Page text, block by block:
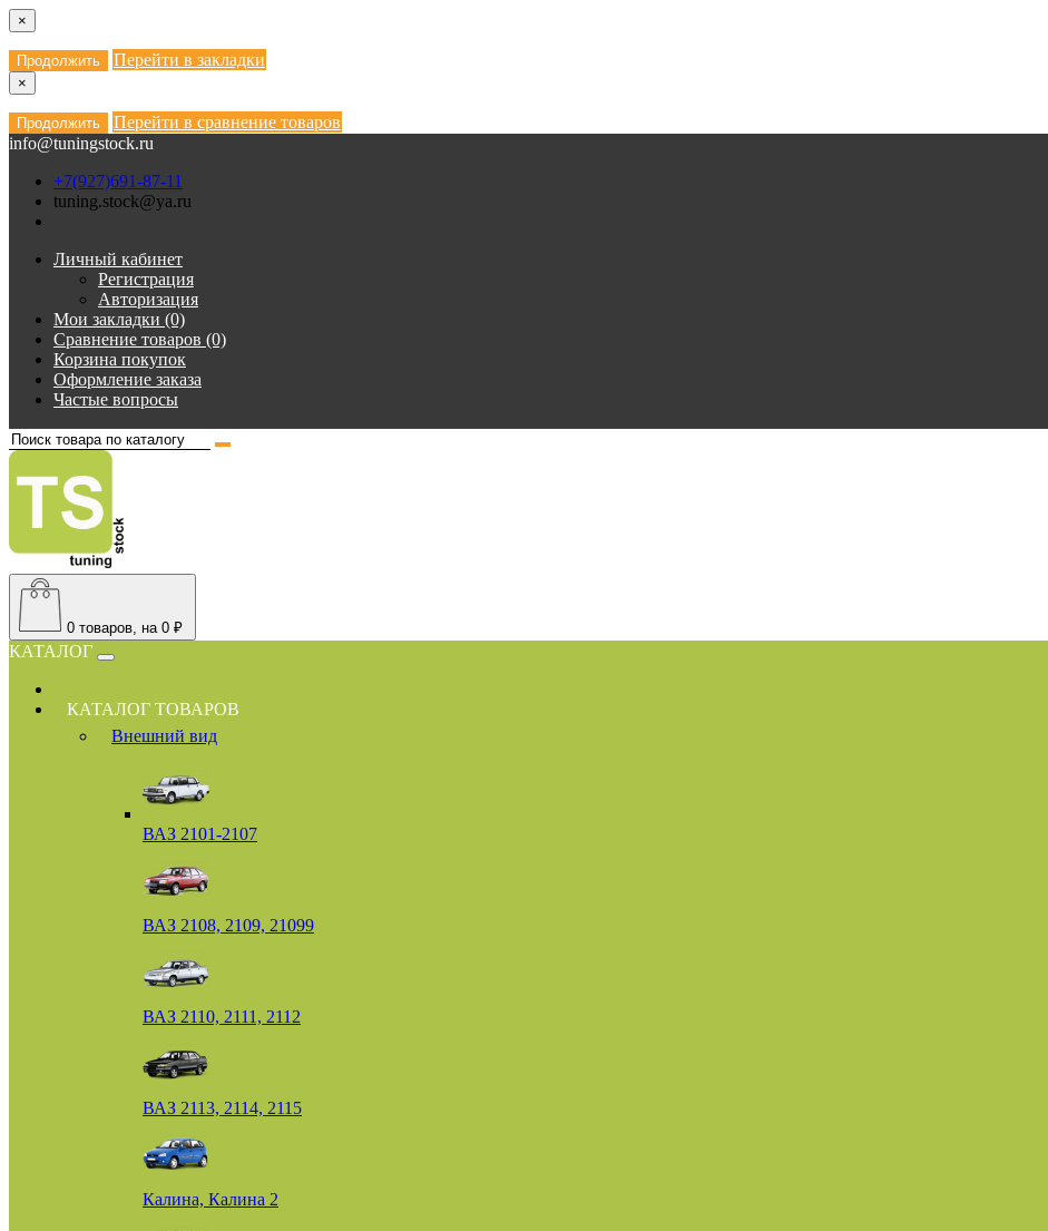
×
Продолжить Перейти в закладки
×
Продолжить
Перейти в сравнение товаров
info@tuningstock.ru
+7(927)691-87-11
tuning.stock@ya.ru
Личный кабинет
Регистрация
Авторизация
Мои закладки (0)
Сравнение товаров (0)
Корзина покупок
Оформление заказа
Частые вопросы
0 товаров, на 0 ₽
КАТАЛОГ
КАТАЛОГ ТОВАРОВ
Внешний вид
ВАЗ 2101-2107
ВАЗ 2108, 2109, 21099
ВАЗ 2110, 2111, 2112
ВАЗ 2113, 2114, 2115
Калина, Калина 2